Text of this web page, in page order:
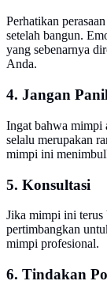
Perhatikan
setelah bangun.
yang sebenarnya
Anda.
4. Jangan
Ingat bahwa mimpi
selalu merupakan
mimpi ini
5. Konsultasi
Jika mimpi ini terus
pertimbangkan
mimpi profesional.
6. Tindakan